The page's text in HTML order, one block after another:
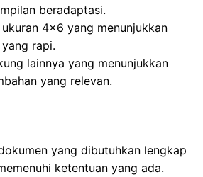
beradaptasi.
4×6 yang menunjukkan
rapi.
lainnya yang menunjukkan
yang relevan.
yang dibutuhkan lengkap
ketentuan yang ada.